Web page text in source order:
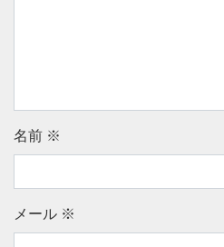
名前 ※
メール ※